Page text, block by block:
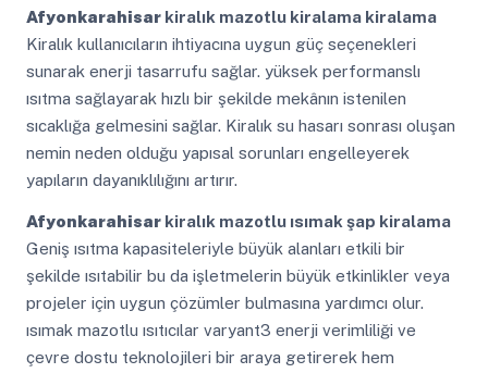
Afyonkarahisarkiralık mazotlu kiralama kiralama
Kiralık kullanıcıların ihtiyacına uygun güç seçenekleri
sunarak enerji tasarrufu sağlar. yüksek performanslı
ısıtma sağlayarak hızlı bir şekilde mekânın istenilen
sıcaklığa gelmesini sağlar. Kiralık su hasarı sonrası oluşan
nemin neden olduğu yapısal sorunları engelleyerek
yapıların dayanıklılığını artırır.
Afyonkarahisarkiralık mazotlu ısımak şap kiralama
Geniş ısıtma kapasiteleriyle büyük alanları etkili bir
şekilde ısıtabilir bu da işletmelerin büyük etkinlikler veya
projeler için uygun çözümler bulmasına yardımcı olur.
ısımak mazotlu ısıtıcılar varyant3 enerji verimliliği ve
çevre dostu teknolojileri bir araya getirerek hem